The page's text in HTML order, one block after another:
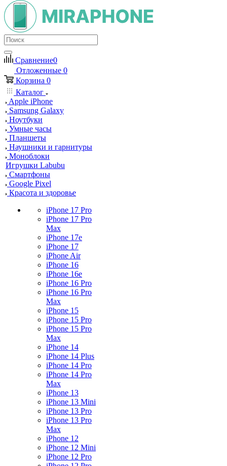
Сравнение0
Отложенные 0
Корзина 0
Каталог
Apple iPhone
Samsung Galaxy
Ноутбуки
Умные часы
Планшеты
Наушники и гарнитуры
Моноблоки
Игрушки Labubu
Смартфоны
Google Pixel
Красота и здоровье
iPhone 17 Pro
iPhone 17 Pro
Max
iPhone 17e
iPhone 17
iPhone Air
iPhone 16
iPhone 16e
iPhone 16 Pro
iPhone 16 Pro
Max
iPhone 15
iPhone 15 Pro
iPhone 15 Pro
Max
iPhone 14
iPhone 14 Plus
iPhone 14 Pro
iPhone 14 Pro
Max
iPhone 13
iPhone 13 Mini
iPhone 13 Pro
iPhone 13 Pro
Max
iPhone 12
iPhone 12 Mini
iPhone 12 Pro